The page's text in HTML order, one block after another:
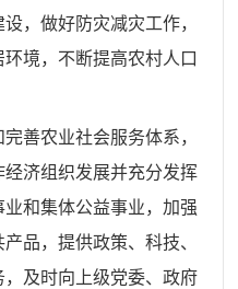
，做好防灾减灾工作，
境，不断提高农村人口
善农业社会服务体系，
济组织发展并充分发挥
和集体公益事业，加强
品，提供政策、科技、
及时向上级党委、政府